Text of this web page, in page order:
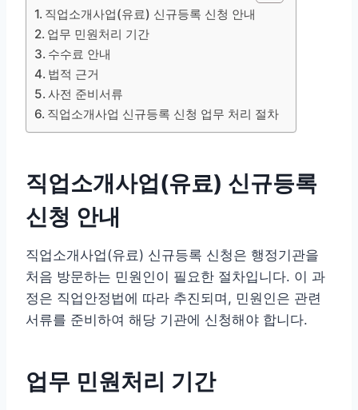
직업소개사업(유료) 신규등록 신청 안내
업무 민원처리 기간
수수료 안내
법적 근거
사전 준비서류
직업소개사업 신규등록 신청 업무 처리 절차
직업소개사업(유료) 신규등록
신청 안내
직업소개사업(유료) 신규등록 신청은 행정기관을
처음 방문하는 민원인이 필요한 절차입니다. 이 과
정은 직업안정법에 따라 추진되며, 민원인은 관련
서류를 준비하여 해당 기관에 신청해야 합니다.
업무 민원처리 기간